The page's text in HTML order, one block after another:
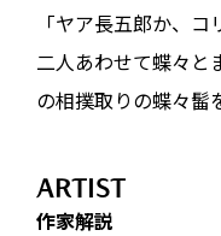
「ヤア長五郎か、コ
二人あわせて蝶々と
の相撲取りの蝶々髷
ARTIST
作家解説